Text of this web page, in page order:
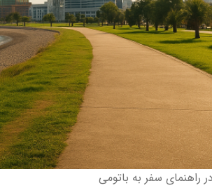
سفر به باتومی